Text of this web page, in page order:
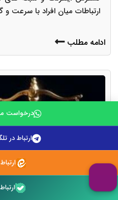
ارتباطات میان افراد با سرعت
ادامه مطلب
درخواست
ارتباط در